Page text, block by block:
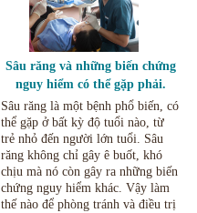
Sâu răng và những biến chứng
nguy hiểm có thể gặp phải.
Sâu răng là một bệnh phổ biến, có
thể gặp ở bất kỳ độ tuổi nào, từ
trẻ nhỏ đến người lớn tuổi. Sâu
răng không chỉ gây ê buốt, khó
chịu mà nó còn gây ra những biến
chứng nguy hiểm khác. Vậy làm
thế nào để phòng tránh và điều trị